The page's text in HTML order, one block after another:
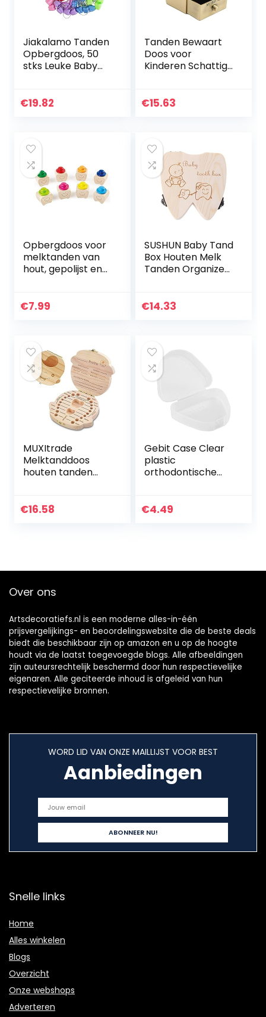
Jiakalamo Tanden
Opbergdoos, 50
stks Leuke Baby
Draagbare Kids
€19.82
Tanden Bewaart
Doos voor
Kinderen Schattige
Doos Baby Tanden
€15.63
Opbergdoos voor
melktanden van
hout, gepolijst en
melktanden voor
€7.99
SUSHUN Baby Tand
Box Houten Melk
Tanden Organizer
Souvenir Case
€14.33
MUXItrade
Melktanddoos
houten tanden
bewaren van
€16.58
Gebit Case Clear
plastic
orthodontische
opslag 1 stks wit,
€4.49
Over ons
Artsdecoratiefs.nl is een moderne alles-in-één
prijsvergelijkings- en beoordelingswebsite die de beste deals
biedt die beschikbaar zijn op amazon en u op de hoogte
houdt via de laatst toegevoegde blogs. Alle afbeeldingen
zijn auteursrechtelijk beschermd door hun respectievelijke
eigenaren. Alle geciteerde inhoud is afgeleid van hun
respectievelijke bronnen.
WORD LID VAN ONZE MAILLIJST VOOR BEST
Aanbiedingen
Snelle links
Home
Alles winkelen
Blogs
Overzicht
Onze webshops
Adverteren